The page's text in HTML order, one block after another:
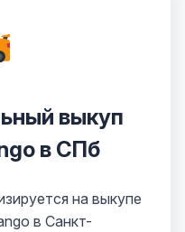
выкуп
в СПб
на выкупе
в Санкт-